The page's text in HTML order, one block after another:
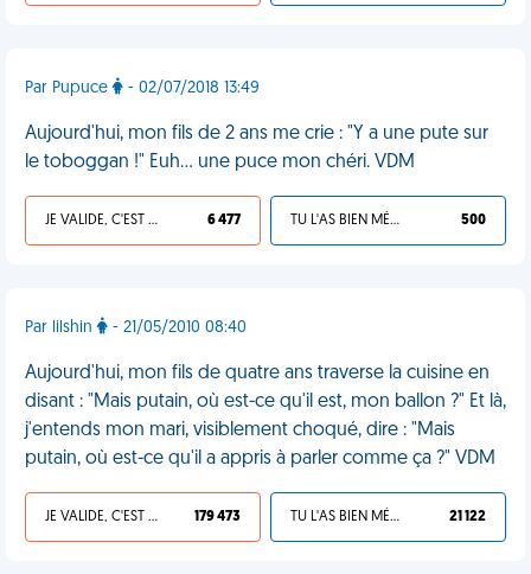
Par Pupuce - 02/07/2018 13:49
Aujourd'hui, mon fils de 2 ans me crie : "Y a une pute sur
le toboggan !" Euh… une puce mon chéri. VDM
JE VALIDE, C'EST UNE VDM 6 477 TU L'AS BIEN MÉRITÉ 500
Par lilshin - 21/05/2010 08:40
Aujourd'hui, mon fils de quatre ans traverse la cuisine en
disant : "Mais putain, où est-ce qu'il est, mon ballon ?" Et là,
j'entends mon mari, visiblement choqué, dire : "Mais
putain, où est-ce qu'il a appris à parler comme ça ?" VDM
JE VALIDE, C'EST UNE VDM 179 473 TU L'AS BIEN MÉRITÉ 21 122